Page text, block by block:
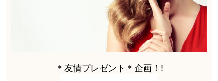
＊友情プレゼント＊企画！!